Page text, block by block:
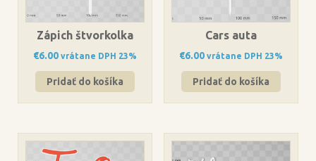
Zápich štvorkolka
€6.00 vrátane DPH 23%
Pridať do košíka
Cars auta
€6.00 vrátane DPH 23%
Pridať do košíka